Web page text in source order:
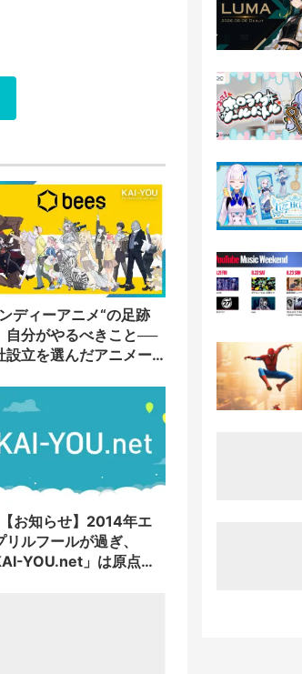
ディーアニメ“の足跡
自分がやるべきこと──
設立を選んだアニメー
リルフールが過ぎ、
YOU.net」は原点回